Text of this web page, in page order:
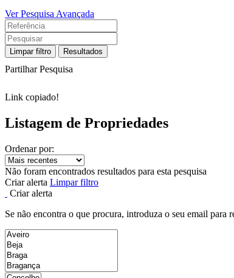
Ver Pesquisa Avançada
Limpar filtro Resultados
Partilhar Pesquisa
Link copiado!
Listagem de Propriedades
Ordenar por:
Não foram encontrados resultados para esta pesquisa
Criar alerta Limpar filtro
Criar alerta
Se não encontra o que procura, introduza o seu email para